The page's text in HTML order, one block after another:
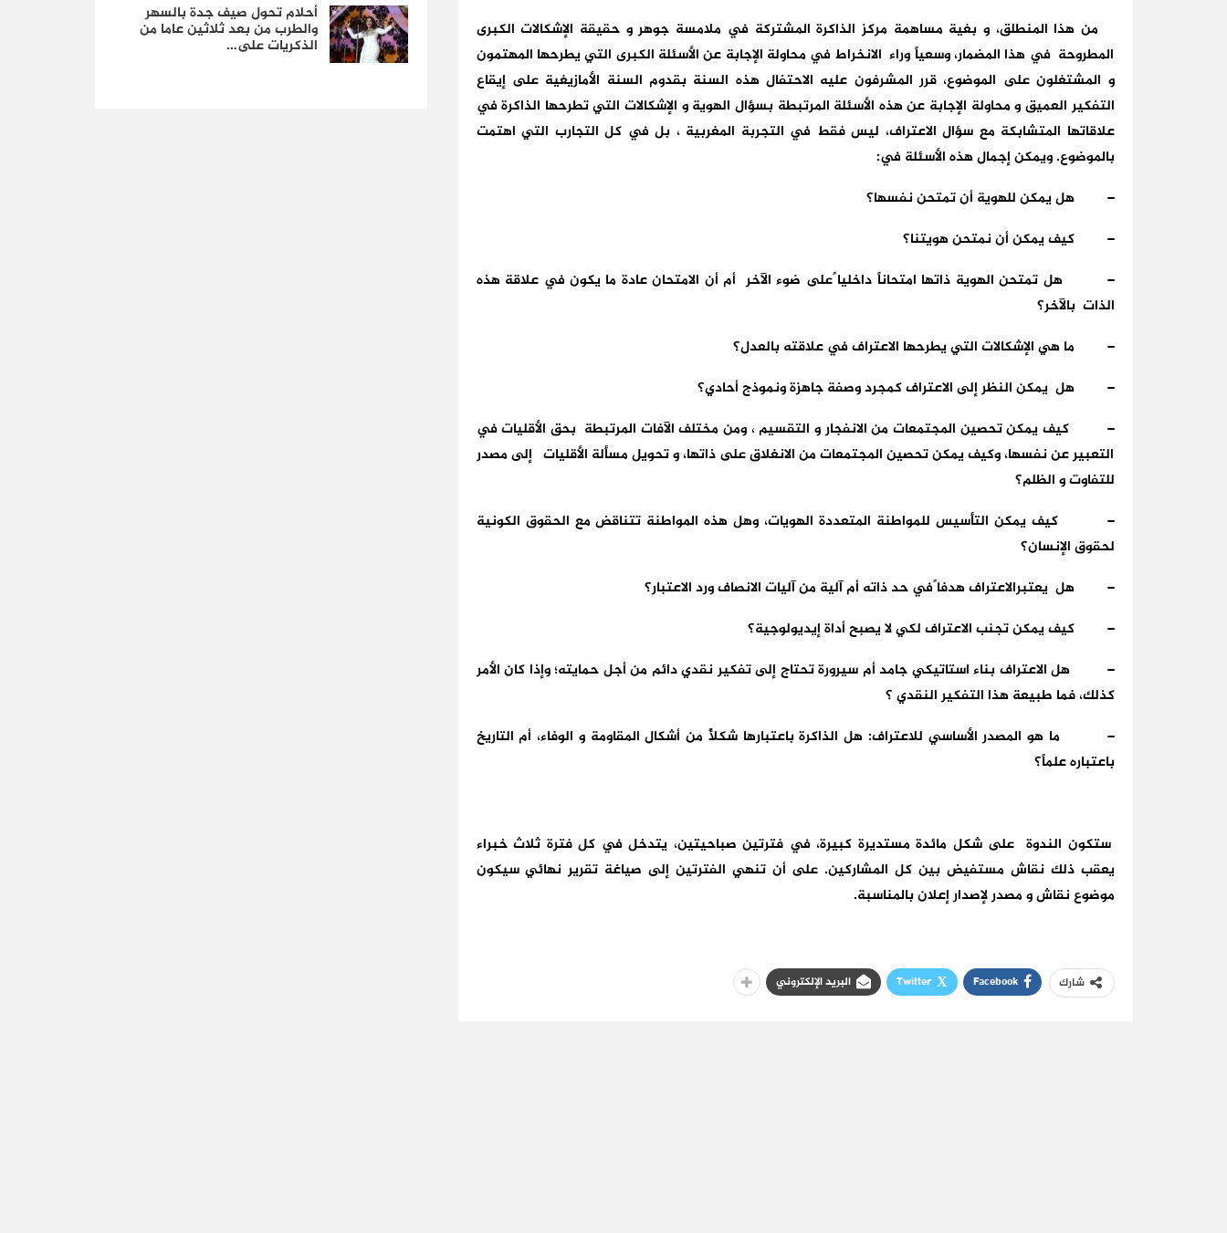
من هذا المنطلق، و بغية مساهمة مركز الذاكرة المشتركة في ملامسة جوهر و حقيقة الإشكالات الكبرى
المطروحة في هذا المضمار، وسعياً وراء الانخراط في محاولة الإجابة عن الأسئلة الكبرى التي يطرحها المهتمون
و المشتغلون على الموضوع، قرر المشرفون عليه الاحتفال هذه السنة بقدوم السنة الأمازيغية على إيقاع
التفكير العميق و محاولة الإجابة عن هذه الأسئلة المرتبطة بسؤال الهوية و الإشكالات التي تطرحها الذاكرة في
علاقاتها المتشابكة مع سؤال الاعتراف، ليس فقط في التجربة المغربية ، بل في كل التجارب التي اهتمت
بالموضوع. ويمكن إجمال هذه الأسئلة في:
–هل يمكن للهوية أن تمتحن نفسها؟
–كيف يمكن أن نمتحن هويتنا؟
–هل تمتحن الهوية ذاتها امتحاناً داخليا ًعلى ضوء الآخر أم أن الامتحان عادة ما يكون في علاقة هذه
الذات بالآخر؟
–ما هي الإشكالات التي يطرحها الاعتراف في علاقته بالعدل؟
–هل يمكن النظر إلى الاعتراف كمجرد وصفة جاهزة ونموذج أحادي؟
–كيف يمكن تحصين المجتمعات من الانفجار و التقسيم ، ومن مختلف الآفات المرتبطة بحق الأقليات في
التعبير عن نفسها، وكيف يمكن تحصين المجتمعات من الانغلاق على ذاتها، و تحويل مسألة الأقليات إلى مصدر
للتفاوت و الظلم؟
– كيف يمكن التأسيس للمواطنة المتعددة الهويات، وهل هذه المواطنة تتناقض مع الحقوق الكونية
لحقوق الإنسان؟
–هل يعتبرالاعتراف هدفا ًفي حد ذاته أم آلية من آليات الانصاف ورد الاعتبار؟
–كيف يمكن تجنب الاعتراف لكي لا يصبح أداة إيديولوجية؟
– هل الاعتراف بناء استاتيكي جامد أم سيرورةتحتاج إلى تفكير نقدي دائم من أجل حمايته؛ وإذا كان الأمر
كذلك، فما طبيعة هذا التفكير النقدي ؟
–ما هو المصدر الأساسي للاعتراف: هل الذاكرة باعتبارها شكلأً من أشكال المقاومة و الوفاء، أم التاريخ
باعتباره علماً؟
ستكون الندوة على شكل مائدة مستديرة كبيرة، في فترتين صباحيتين، يتدخل في كل فترة ثلاث خبراء
يعقب ذلك نقاش مستفيض بين كل المشاركين. على أن تنهي الفترتين إلى صياغة تقرير نهائي سيكون
موضوع نقاش و مصدر لإصدار إعلان بالمناسبة.
شارك Facebook
Twitter البريد الإلكتروني
أحلام تحول صيف جدة بالسهر
والطرب من بعد ثلاثين عاما من
الذكريات على…